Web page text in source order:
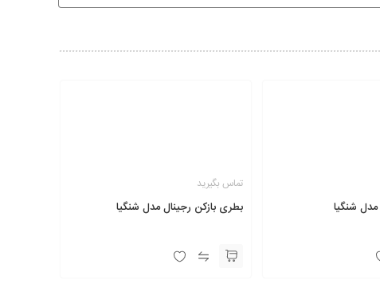
مدل شنگیا
تماس بگیرید
بطری بازکن رجینال مدل شنگیا